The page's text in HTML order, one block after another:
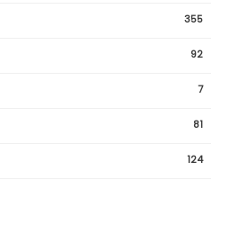
355
92
7
81
124